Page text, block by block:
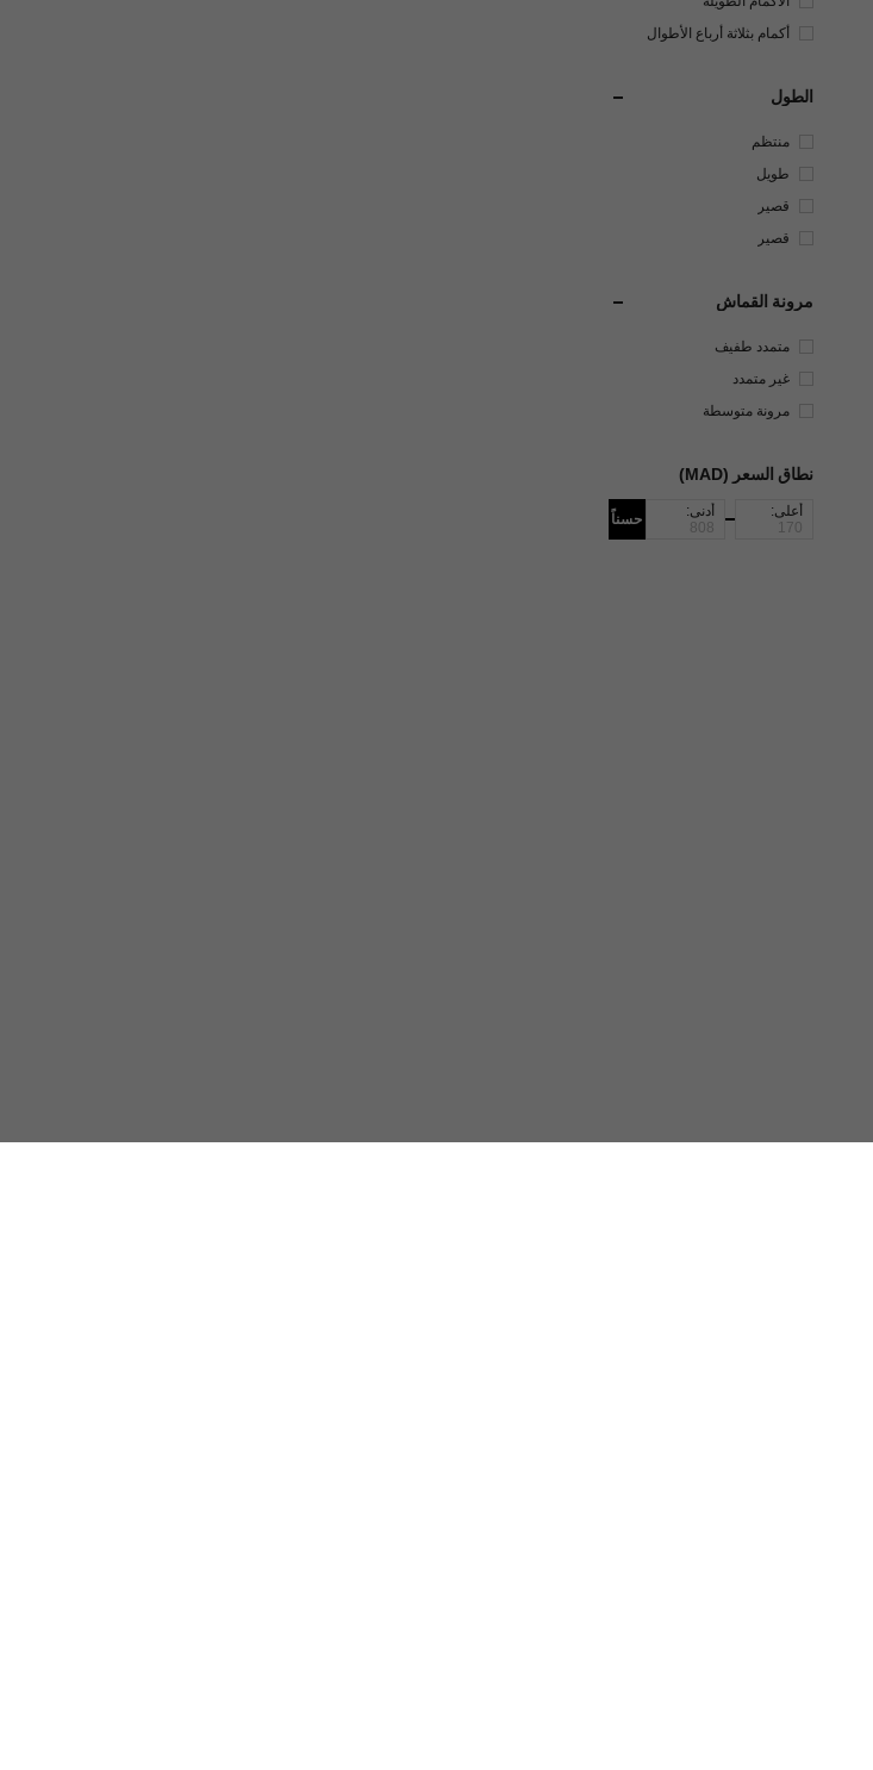
أكمام بثلاثة أرباع الأطوال
الطول
منتظم
طويل
قصير
قصير
مرونة القماش
متمدد طفيف
غير متمدد
مرونة متوسطة
نطاق السعر (MAD)
أعلى: أدنى: حسناً